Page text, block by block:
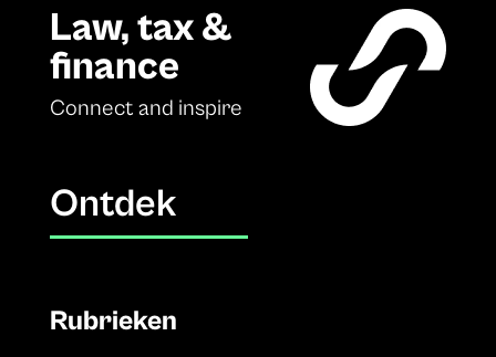
Law, tax &
finance
Connect and inspire
Ontdek
Rubrieken